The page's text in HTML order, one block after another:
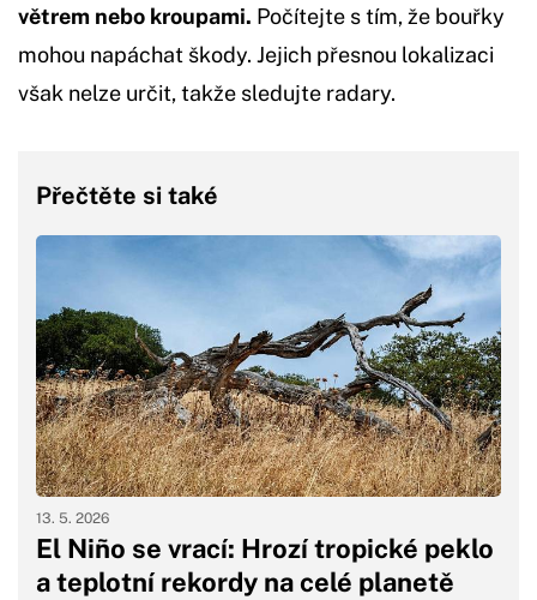
větrem nebo kroupami. Počítejte s tím, že bouřky
mohou napáchat škody. Jejich přesnou lokalizaci
však nelze určit, takže sledujte radary.
Přečtěte si také
El Niño se vrací: Hrozí tropické peklo
a teplotní rekordy na celé planetě
13. 5. 2026